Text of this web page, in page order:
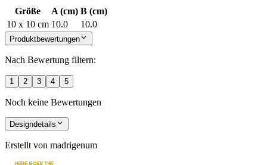
Größe A (cm) B (cm)
10 x 10 cm 10.0 10.0
Produktbewertungen
Nach Bewertung filtern:
1 2 3 4 5
Noch keine Bewertungen
Designdetails
Erstellt von madrigenum